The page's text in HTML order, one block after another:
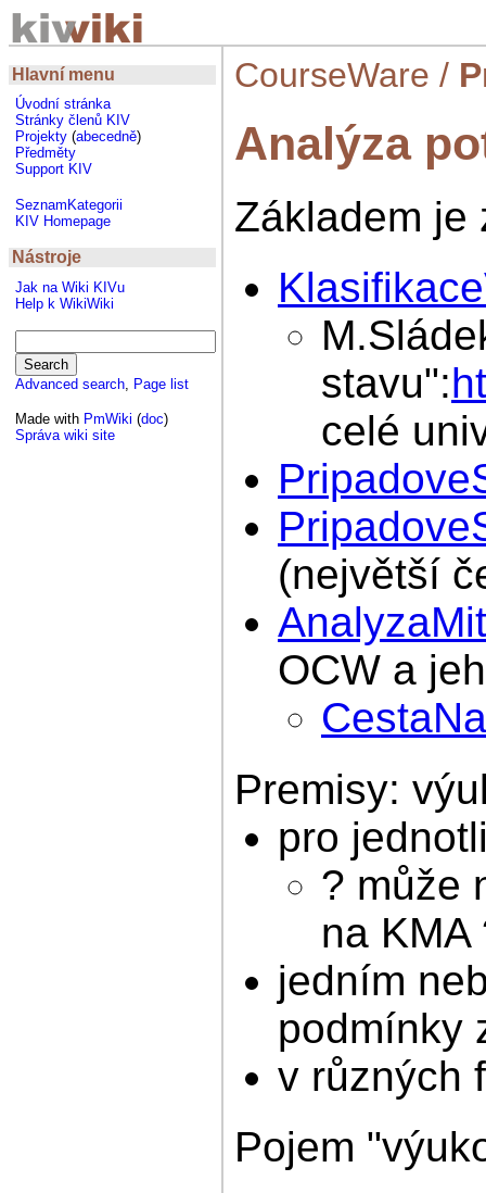
Hlavní menu
Úvodní stránka
Stránky členů KIV
Projekty (abecedně)
Předměty
Support KIV
SeznamKategorii
KIV Homepage
Nástroje
Jak na Wiki KIVu
Help k WikiWiki
Advanced search, Page list
Made with PmWiki (doc)
Správa wiki site
CourseWare /
Analýza
Základem je
stavu":
celé
(největší
OCW a
Premisy:
pro
? může
na KMA
jedním
podmínky
v různých
Pojem